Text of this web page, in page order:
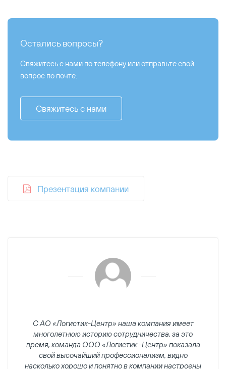
Остались вопросы?
Свяжитесь с нами по телефону или отправьте свой
вопрос по почте.
Свяжитесь с нами
Презентация компании
С АО «Логистик-Центр» наша компания имеет
многолетнюю историю сотрудничества, за это
время, команда ООО «Логистик -Центр» показала
свой высочайший профессионализм, видно
насколько хорошо и понятно в компании настроены